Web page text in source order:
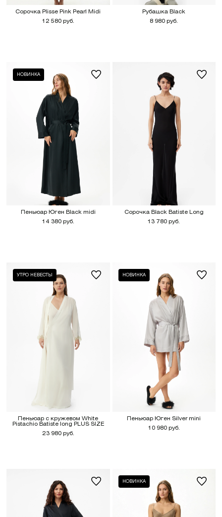
Сорочка Plisse Pink Pearl Midi
12 580 руб.
Рубашка Black
8 980 руб.
НОВИНКА
Пеньюар Юген Black midi
14 380 руб.
Сорочка Black Batiste Long
13 780 руб.
УТРО НЕВЕСТЫ
Пеньюар с кружевом White
Pistachio Batiste long PLUS SIZE
23 980 руб.
НОВИНКА
Пеньюар Юген Silver mini
10 980 руб.
НОВИНКА
При подписке на новости бренда